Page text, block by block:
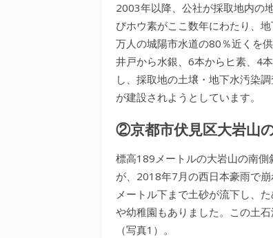
2003年以降、公社が採取地内の
びホウ素がここ数年にわたり、
万人の城陽市水道の80％近くを
井戸から水銀、6本からヒ素、4
し、採取地の土壌・地下水汚染
が建設されようとしています。
②京都市伏見区大岩山
標高189メートルの大岩山の南
が、2018年7月の西日本豪雨で
メートル下まで土砂が流下し、
や幼稚園もありました。この土
（写真1）。